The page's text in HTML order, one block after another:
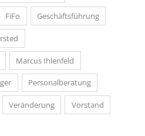
FiFo Geschäftsführung
Marcus Ihlenfeld
Personalberatung
Veränderung Vorstand